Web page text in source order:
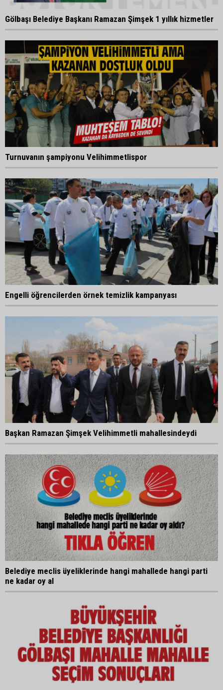
Gölbaşı Belediye Başkanı Ramazan Şimşek 1 yıllık hizmetler
Turnuvanın şampiyonu Velihimmetlispor
Engelli öğrencilerden örnek temizlik kampanyası
Başkan Ramazan Şimşek Velihimmetli mahallesindeydi
Belediye meclis üyeliklerinde hangi mahallede hangi parti
ne kadar oy al